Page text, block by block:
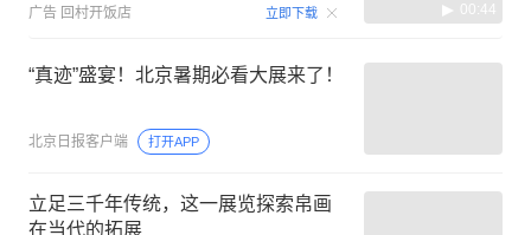
广告 回村开饭店 立即下载 00:44
“真迹”盛宴！北京暑期必看大展来了！
北京日报客户端 打开APP
立足三千年传统，这一展览探索帛画
在当代的拓展